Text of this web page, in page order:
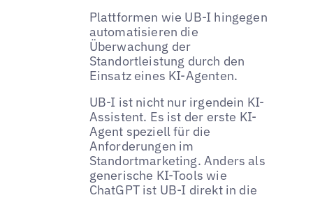
Plattformen wie UB-I hingegen
automatisieren die
Überwachung der
Standortleistung durch den
Einsatz eines KI-Agenten.
UB-I ist nicht nur irgendein KI-
Assistent. Es ist der erste KI-
Agent speziell für die
Anforderungen im
Standortmarketing. Anders als
generische KI-Tools wie
ChatGPT ist UB-I direkt in die